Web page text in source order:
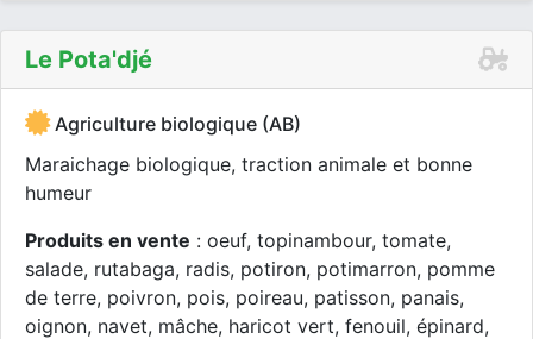
Le Pota'djé
Agriculture biologique (AB)
Maraichage biologique, traction animale et bonne
humeur
Produits en vente : oeuf, topinambour, tomate,
salade, rutabaga, radis, potiron, potimarron, pomme
de terre, poivron, pois, poireau, patisson, panais,
oignon, navet, mâche, haricot vert, fenouil, épinard,